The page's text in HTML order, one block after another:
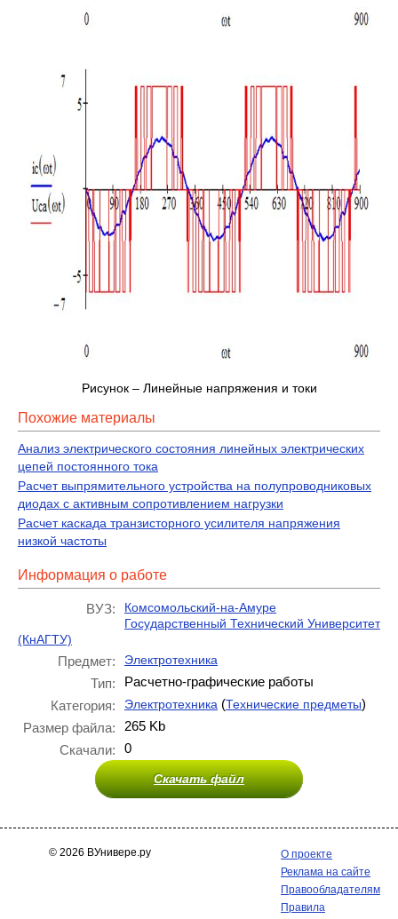
Рисунок – Линейные напряжения и токи
Похожие материалы
Анализ электрического состояния линейных электрических
цепей постоянного тока
Расчет выпрямительного устройства на полупроводниковых
диодах с активным сопротивлением нагрузки
Расчет каскада транзисторного усилителя напряжения
низкой частоты
Информация о работе
ВУЗ:
Комсомольский-на-Амуре
Государственный Технический Университет
(КнАГТУ)
Предмет: Электротехника
Тип:
Расчетно-графические работы
Категория:
Электротехника (Технические предметы)
Размер файла:
265 Kb
Скачали:
0
Скачать файл
© 2026 ВУнивере.ру
О проекте
Реклама на сайте
Правообладателям
Правила